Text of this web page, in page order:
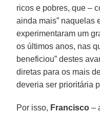
ricos e pobres, que –
ainda mais” naquelas
experimentaram um
os últimos anos, nas
beneficiou” destes
diretas para os mais
deveria ser prioritária
Por isso, Francisco –